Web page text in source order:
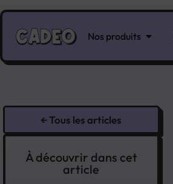
Nos produits
← Tous les articles
À découvrir dans cet
article